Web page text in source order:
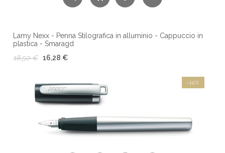
Lamy Nexx - Penna Stilografica in alluminio - Cappuccio in
plastica - Smaragd
18,50 €
16,28 €
-12%